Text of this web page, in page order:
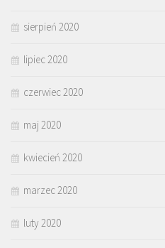
sierpień 2020
lipiec 2020
czerwiec 2020
maj 2020
kwiecień 2020
marzec 2020
luty 2020